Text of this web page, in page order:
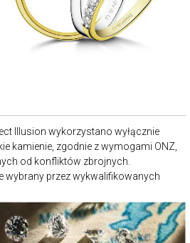
Illusion wykorzystano wyłącznie
kamienie, zgodnie z wymogami ONZ,
od konfliktów zbrojnych.
wybrany przez wykwalifikowanych